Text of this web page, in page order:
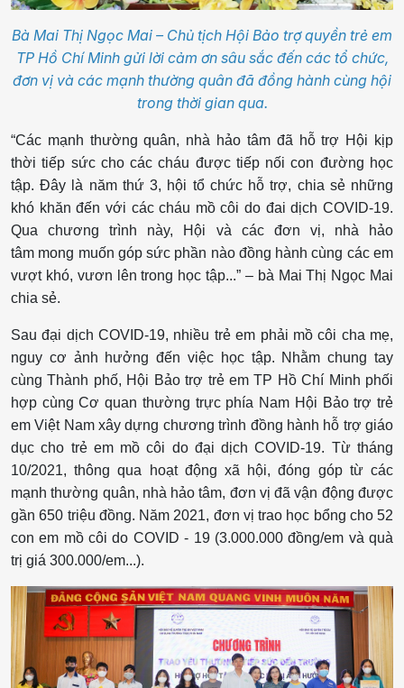
Bà Mai Thị Ngọc Mai – Chủ tịch Hội Bảo trợ quyền trẻ em
TP Hồ Chí Minh gửi lời cảm ơn sâu sắc đến các tổ chức,
đơn vị và các mạnh thường quân đã đồng hành cùng hội
trong thời gian qua.
“Các mạnh thường quân, nhà hảo tâm đã hỗ trợ Hội kịp
thời tiếp sức cho các cháu được tiếp nối con đường học
tập. Đây là năm thứ 3, hội tổ chức hỗ trợ, chia sẻ những
khó khăn đến với các cháu mồ côi do đai dịch COVID-19.
Qua chương trình này, Hội và các đơn vị, nhà hảo
tâm mong muốn góp sức phần nào đồng hành cùng các em
vượt khó, vươn lên trong học tập...” – bà Mai Thị Ngọc Mai
chia sẻ.
Sau đại dịch COVID-19, nhiều trẻ em phải mồ côi cha mẹ,
nguy cơ ảnh hưởng đến việc học tập. Nhằm chung tay
cùng Thành phố, Hội Bảo trợ trẻ em TP Hồ Chí Minh phối
hợp cùng Cơ quan thường trực phía Nam Hội Bảo trợ trẻ
em Việt Nam xây dựng chương trình đồng hành hỗ trợ giáo
dục cho trẻ em mồ côi do đại dịch COVID-19. Từ tháng
10/2021, thông qua hoạt động xã hội, đóng góp từ các
mạnh thường quân, nhà hảo tâm, đơn vị đã vận động được
gần 650 triệu đồng. Năm 2021, đơn vị trao học bổng cho 52
con em mồ côi do COVID - 19 (3.000.000 đồng/em và quà
trị giá 300.000/em...).